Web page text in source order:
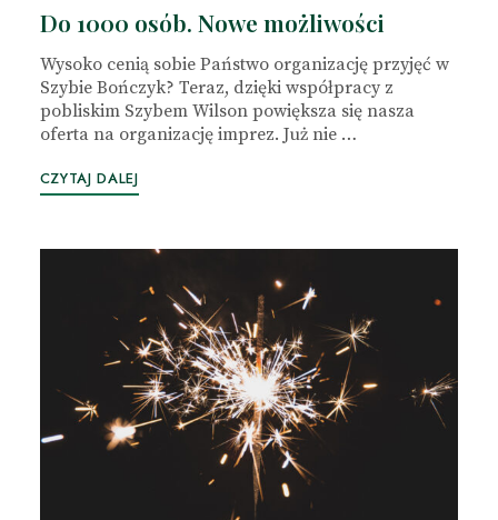
Do 1000 osób. Nowe możliwości
Wysoko cenią sobie Państwo organizację przyjęć w
Szybie Bończyk? Teraz, dzięki współpracy z
pobliskim Szybem Wilson powiększa się nasza
oferta na organizację imprez. Już nie …
CZYTAJ DALEJ